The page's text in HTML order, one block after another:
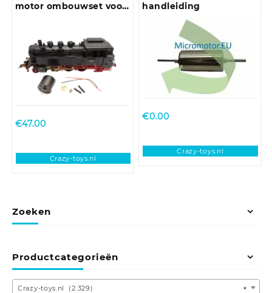
motor ombouwset voor
€47.00
Crazy-toys.nl
handleiding
€0.00
Crazy-toys.nl
Zoeken
Productcategorieën
×
Crazy-toys.nl (2.329)